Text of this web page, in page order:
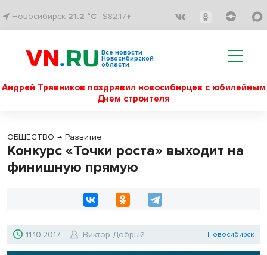
Новосибирск 21.2 °C $82.17↑
Все новости
Новосибирской
области
Андрей Травников поздравил новосибирцев с юбилейным
Днем строителя
ОБЩЕСТВО → Развитие
Конкурс «Точки роста» выходит на
финишную прямую
11.10.2017 Виктор Добрый Новосибирск